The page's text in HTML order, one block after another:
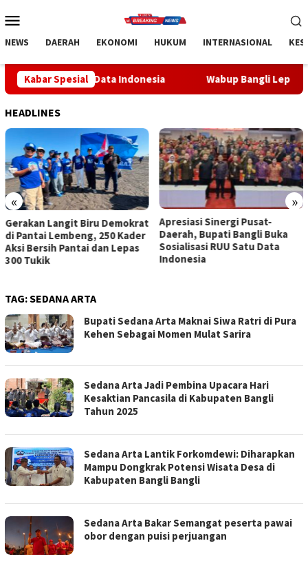
ke
Mobile
NEWS DAERAH EKONOMI HUKUM INTERNASIONAL
Kabar Spesial
Data Indonesia Wabup Bangli Lepas Jalan Santai,
HEADLINES
« »
Apresiasi Sinergi Pusat-
Daerah, Bupati Bangli Buka
Sosialisasi RUU Satu Data
Indonesia
Wabup Bangli Lepas Jalan
Santai, Awali Rangkaian
Peringatan HUT ke-81
Kemerdekaan RI
TAG:SEDANA ARTA
Bupati Sedana Arta Maknai Siwa Ratri di Pura
Kehen Sebagai Momen Mulat Sarira
Sedana Arta Jadi Pembina Upacara Hari
Kesaktian Pancasila di Kabupaten Bangli
Tahun 2025
Sedana Arta Lantik Forkomdewi: Diharapkan
Mampu Dongkrak Potensi Wisata Desa di
Kabupaten Bangli Bangli
Sedana Arta Bakar Semangat peserta pawai
obor dengan puisi perjuangan